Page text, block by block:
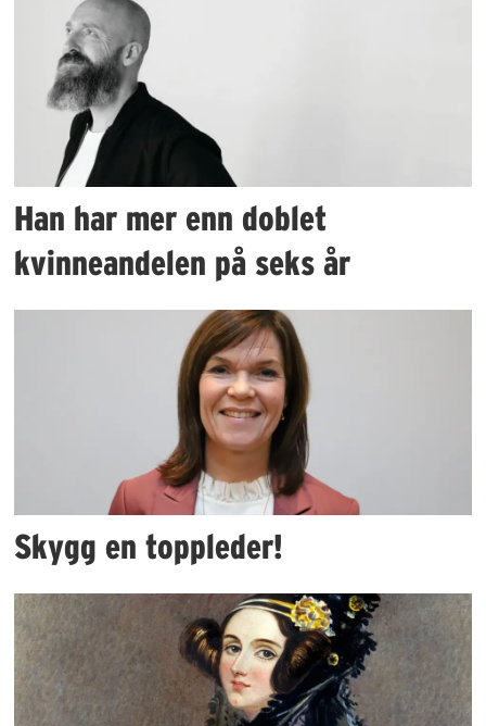
Han har mer enn doblet
kvinneandelen på seks år
Skygg en toppleder!